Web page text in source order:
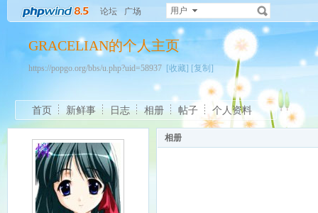
论坛 广场 用户
GRACELIAN的个人主页
https://popgo.org/bbs/u.php?uid=58937 [收藏] [复制]
首页 新鲜事 日志 相册 帖子 个人资料
相册